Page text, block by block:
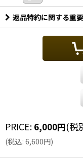
返品特約に関する重
PRICE: 6,000円(税
(税込: 6,600円)